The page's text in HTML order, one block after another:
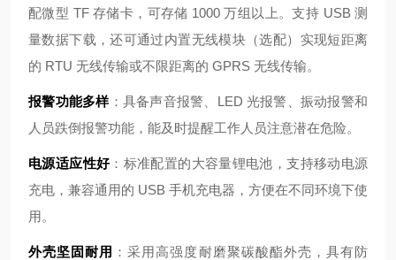
配微型 TF 存储卡，可存储 1000 万组以上。支持 USB 测
量数据下载，还可通过内置无线模块（选配）实现短距离
的 RTU 无线传输或不限距离的 GPRS 无线传输。
报警功能多样：具备声音报警、LED 光报警、振动报警和
人员跌倒报警功能，能及时提醒工作人员注意潜在危险。
电源适应性好：标准配置的大容量锂电池，支持移动电源
充电，兼容通用的 USB 手机充电器，方便在不同环境下使
用。
外壳坚固耐用 ：采用高强度耐磨聚碳酸酯外壳，具有防